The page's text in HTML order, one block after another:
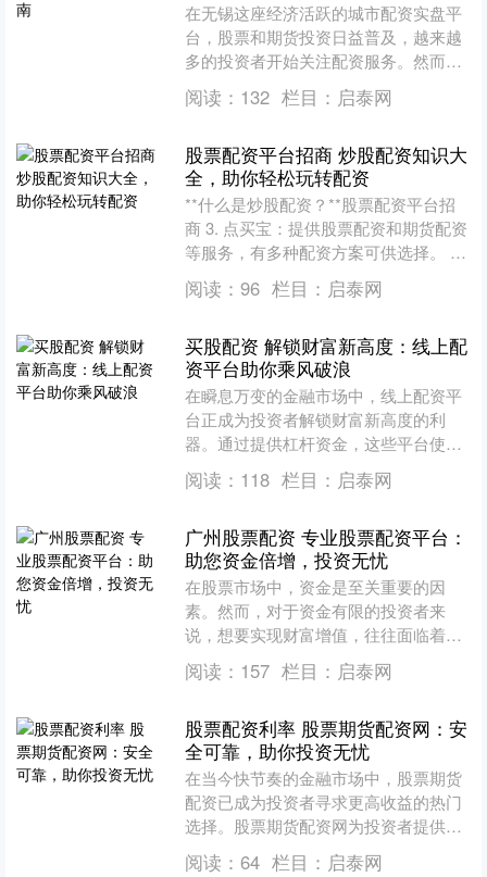
在无锡这座经济活跃的城市配资实盘平
台，股票和期货投资日益普及，越来越
多的投资者开始关注配资服务。然而，
面对市场上众多的配资平台，如何选择
一家正规、安全的平台成为....
阅读： 132 栏目： 启泰网
股票配资平台招商 炒股配资知识大
全，助你轻松玩转配资
**什么是炒股配资？**股票配资平台招
商 3. 点买宝：提供股票配资和期货配资
等服务，有多种配资方案可供选择。 炒
股配资是指投资者通过向配资公司借
钱，扩大自己的....
阅读： 96 栏目： 启泰网
买股配资 解锁财富新高度：线上配
资平台助你乘风破浪
在瞬息万变的金融市场中，线上配资平
台正成为投资者解锁财富新高度的利
器。通过提供杠杆资金，这些平台使投
资者能够放大收益潜力，同时管理风
险。 * **放大收益：**....
阅读： 118 栏目： 启泰网
广州股票配资 专业股票配资平台：
助您资金倍增，投资无忧
在股票市场中，资金是至关重要的因
素。然而，对于资金有限的投资者来
说，想要实现财富增值，往往面临着资
金不足的困境。此时，专业股票配资平
台便应运而生。 与传统投资方....
阅读： 157 栏目： 启泰网
股票配资利率 股票期货配资网：安
全可靠，助你投资无忧
在当今快节奏的金融市场中，股票期货
配资已成为投资者寻求更高收益的热门
选择。股票期货配资网为投资者提供了
一个安全可靠的平台，让他们可以利用
阅读： 64 栏目： 启泰网